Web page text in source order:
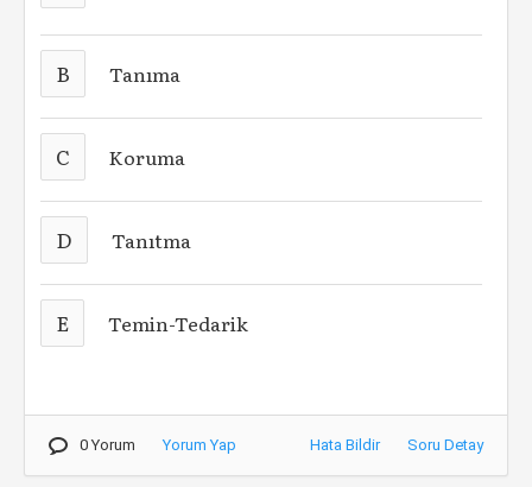
B Tanıma
C Koruma
D Tanıtma
E Temin-Tedarik
0 Yorum Yorum Yap Hata Bildir Soru Detay